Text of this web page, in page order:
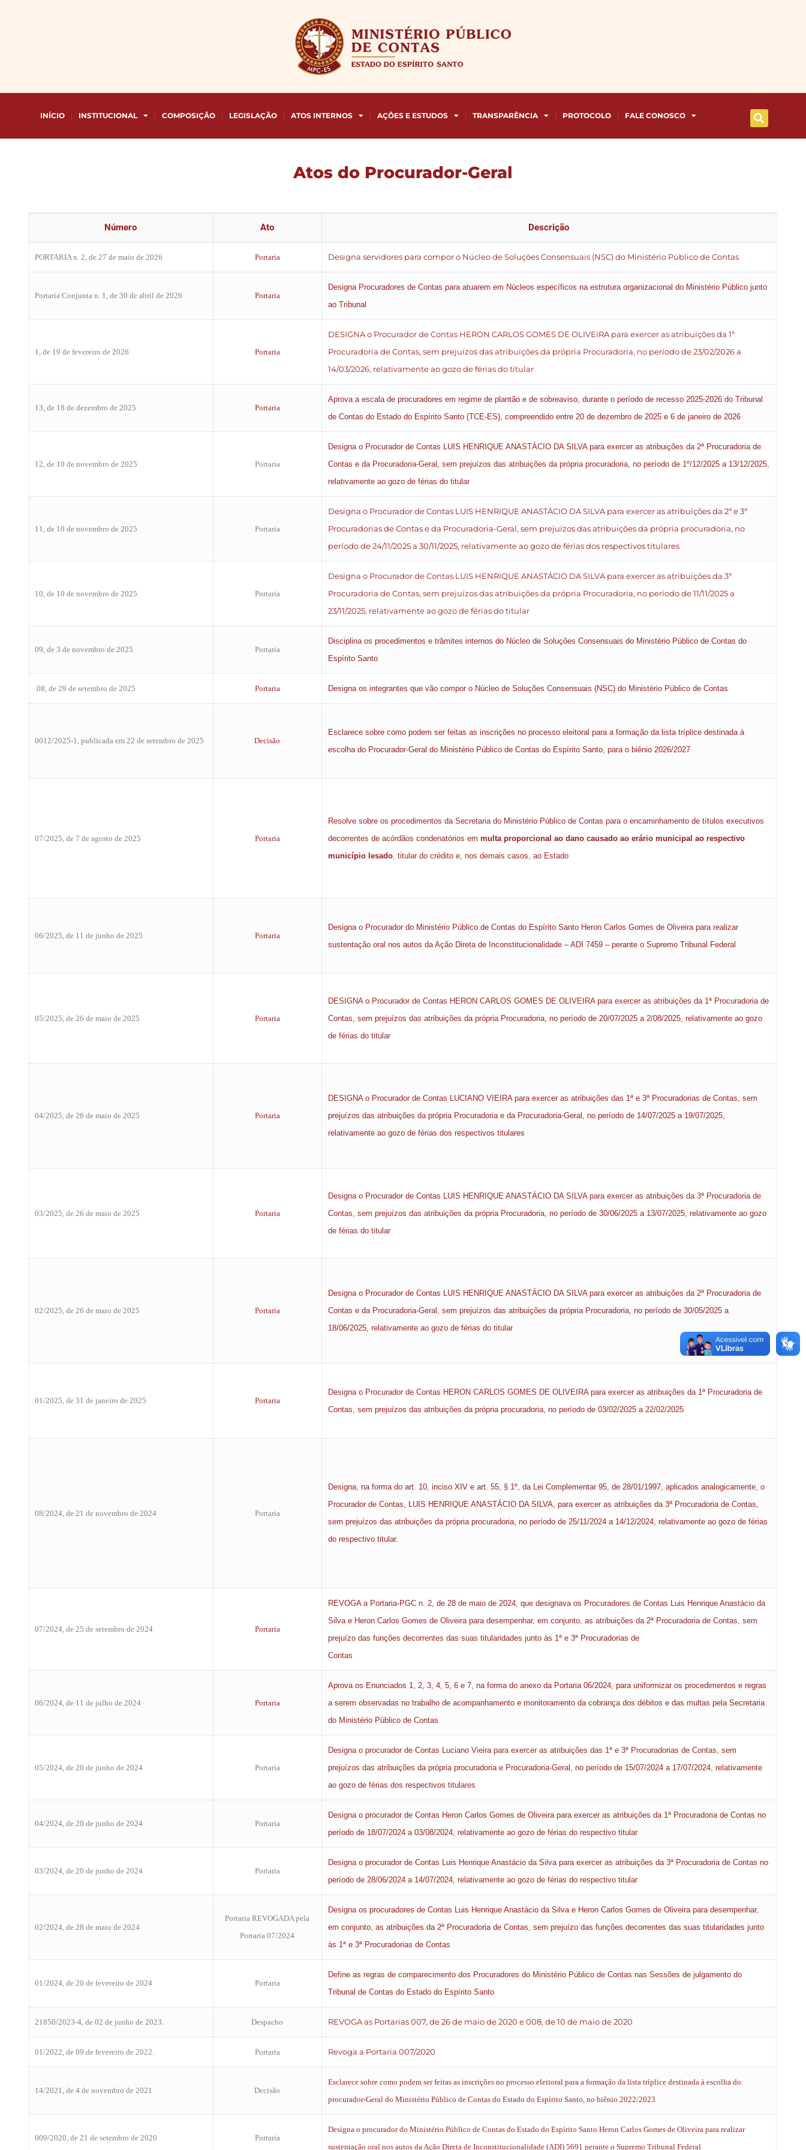
INÍCIO INSTITUCIONAL COMPOSIÇÃO LEGISLAÇÃO ATOS INTERNOS AÇÕES E ESTUDOS TRANSPARÊNCIA PROTOCOLO FALE CONOSCO
Atos do Procurador-Geral
Número Ato Descrição
PORTARIA n. 2, de 27 de maio de 2026 Portaria Designa servidores para compor o Núcleo de Soluções Consensuais (NSC) do Ministério Público de Contas
Portaria Conjunta n. 1, de 30 de abril de 2026 Portaria
Designa Procuradores de Contas para atuarem em Núcleos específicos na estrutura organizacional do Ministério Público junto
ao Tribunal
1, de 19 de fevereiro de 2026 Portaria
DESIGNA o Procurador de Contas HERON CARLOS GOMES DE OLIVEIRA para exercer as atribuições da 1ª
Procuradoria de Contas, sem prejuízos das atribuições da própria Procuradoria, no período de 23/02/2026 a
14/03/2026, relativamente ao gozo de férias do titular
13, de 18 de dezembro de 2025 Portaria
Aprova a escala de procuradores em regime de plantão e de sobreaviso, durante o período de recesso 2025-2026 do Tribunal
de Contas do Estado do Espírito Santo (TCE-ES), compreendido entre 20 de dezembro de 2025 e 6 de janeiro de 2026
12, de 10 de novembro de 2025 Portaria
Designa o Procurador de Contas LUIS HENRIQUE ANASTÁCIO DA SILVA para exercer as atribuições da 2ª Procuradoria de
Contas e da Procuradoria-Geral, sem prejuízos das atribuições da própria procuradoria, no período de 1º/12/2025 a 13/12/2025,
relativamente ao gozo de férias do titular
11, de 10 de novembro de 2025 Portaria
Designa o Procurador de Contas LUIS HENRIQUE ANASTÁCIO DA SILVA para exercer as atribuições da 2ª e 3ª
Procuradorias de Contas e da Procuradoria-Geral, sem prejuízos das atribuições da própria procuradoria, no
período de 24/11/2025 a 30/11/2025, relativamente ao gozo de férias dos respectivos titulares
10, de 10 de novembro de 2025 Portaria
Designa o Procurador de Contas LUIS HENRIQUE ANASTÁCIO DA SILVA para exercer as atribuições da 3ª
Procuradoria de Contas, sem prejuízos das atribuições da própria Procuradoria, no período de 11/11/2025 a
23/11/2025, relativamente ao gozo de férias do titular
09, de 3 de novembro de 2025 Portaria
Disciplina os procedimentos e trâmites internos do Núcleo de Soluções Consensuais do Ministério Público de Contas do
Espírito Santo
08, de 29 de setembro de 2025 Portaria Designa os integrantes que vão compor o Núcleo de Soluções Consensuais (NSC) do Ministério Público de Contas
0012/2025-1, publicada em 22 de setembro de 2025 Decisão
Esclarece sobre como podem ser feitas as inscrições no processo eleitoral para a formação da lista tríplice destinada à
escolha do Procurador-Geral do Ministério Público de Contas do Espírito Santo, para o biênio 2026/2027
07/2025, de 7 de agosto de 2025 Portaria
Resolve sobre os procedimentos da Secretaria do Ministério Público de Contas para o encaminhamento de títulos executivos
decorrentes de acórdãos condenatórios em multa proporcional ao dano causado ao erário municipal ao respectivo
município lesado, titular do crédito e, nos demais casos, ao Estado
06/2025, de 11 de junho de 2025 Portaria
Designa o Procurador do Ministério Público de Contas do Espírito Santo Heron Carlos Gomes de Oliveira para realizar
sustentação oral nos autos da Ação Direta de Inconstitucionalidade – ADI 7459 – perante o Supremo Tribunal Federal
05/2025, de 26 de maio de 2025 Portaria
DESIGNA o Procurador de Contas HERON CARLOS GOMES DE OLIVEIRA para exercer as atribuições da 1ª Procuradoria de
Contas, sem prejuízos das atribuições da própria Procuradoria, no período de 20/07/2025 a 2/08/2025, relativamente ao gozo
de férias do titular
04/2025, de 26 de maio de 2025 Portaria
DESIGNA o Procurador de Contas LUCIANO VIEIRA para exercer as atribuições das 1ª e 3ª Procuradorias de Contas, sem
prejuízos das atribuições da própria Procuradoria e da Procuradoria-Geral, no período de 14/07/2025 a 19/07/2025,
relativamente ao gozo de férias dos respectivos titulares
03/2025, de 26 de maio de 2025 Portaria
Designa o Procurador de Contas LUIS HENRIQUE ANASTÁCIO DA SILVA para exercer as atribuições da 3ª Procuradoria de
Contas, sem prejuízos das atribuições da própria Procuradoria, no período de 30/06/2025 a 13/07/2025, relativamente ao gozo
de férias do titular
02/2025, de 26 de maio de 2025 Portaria
Designa o Procurador de Contas LUIS HENRIQUE ANASTÁCIO DA SILVA para exercer as atribuições da 2ª Procuradoria de
Contas e da Procuradoria-Geral, sem prejuízos das atribuições da própria Procuradoria, no período de 30/05/2025 a
18/06/2025, relativamente ao gozo de férias do titular
01/2025, de 31 de janeiro de 2025 Portaria
Designa o Procurador de Contas HERON CARLOS GOMES DE OLIVEIRA para exercer as atribuições da 1ª Procuradoria de
Contas, sem prejuízos das atribuições da própria procuradoria, no período de 03/02/2025 a 22/02/2025
08/2024, de 21 de novembro de 2024 Portaria
Designa, na forma do art. 10, inciso XIV e art. 55, § 1º, da Lei Complementar 95, de 28/01/1997, aplicados analogicamente, o
Procurador de Contas, LUIS HENRIQUE ANASTÁCIO DA SILVA, para exercer as atribuições da 3ª Procuradoria de Contas,
sem prejuízos das atribuições da própria procuradoria, no período de 25/11/2024 a 14/12/2024, relativamente ao gozo de férias
do respectivo titular.
07/2024, de 25 de setembro de 2024 Portaria
REVOGA a Portaria-PGC n. 2, de 28 de maio de 2024, que designava os Procuradores de Contas Luis Henrique Anastácio da
Silva e Heron Carlos Gomes de Oliveira para desempenhar, em conjunto, as atribuições da 2ª Procuradoria de Contas, sem
prejuízo das funções decorrentes das suas titularidades junto às 1ª e 3ª Procuradorias de
Contas
06/2024, de 11 de julho de 2024 Portaria
Aprova os Enunciados 1, 2, 3, 4, 5, 6 e 7, na forma do anexo da Portaria 06/2024, para uniformizar os procedimentos e regras
a serem observadas no trabalho de acompanhamento e monitoramento da cobrança dos débitos e das multas pela Secretaria
do Ministério Público de Contas
05/2024, de 20 de junho de 2024 Portaria
Designa o procurador de Contas Luciano Vieira para exercer as atribuições das 1ª e 3ª Procuradorias de Contas, sem
prejuízos das atribuições da própria procuradoria e Procuradoria-Geral, no período de 15/07/2024 a 17/07/2024, relativamente
ao gozo de férias dos respectivos titulares
04/2024, de 20 de junho de 2024 Portaria
Designa o procurador de Contas Heron Carlos Gomes de Oliveira para exercer as atribuições da 1ª Procuradoria de Contas no
período de 18/07/2024 a 03/08/2024, relativamente ao gozo de férias do respectivo titular
03/2024, de 20 de junho de 2024 Portaria
Designa o procurador de Contas Luis Henrique Anastácio da Silva para exercer as atribuições da 3ª Procuradoria de Contas no
período de 28/06/2024 a 14/07/2024, relativamente ao gozo de férias do respectivo titular
02/2024, de 28 de maio de 2024
Portaria REVOGADA pela
Portaria 07/2024
Designa os procuradores de Contas Luis Henrique Anastácio da Silva e Heron Carlos Gomes de Oliveira para desempenhar,
em conjunto, as atribuições da 2ª Procuradoria de Contas, sem prejuízo das funções decorrentes das suas titularidades junto
às 1ª e 3ª Procuradorias de Contas
01/2024, de 20 de fevereiro de 2024 Portaria
Define as regras de comparecimento dos Procuradores do Ministério Público de Contas nas Sessões de julgamento do
Tribunal de Contas do Estado do Espírito Santo
21850/2023-4, de 02 de junho de 2023. Despacho REVOGA as Portarias 007, de 26 de maio de 2020 e 008, de 10 de maio de 2020
01/2022, de 09 de fevereiro de 2022. Portaria Revoga a Portaria 007/2020
14/2021, de 4 de novembro de 2021 Decisão
Esclarece sobre como podem ser feitas as inscrições no processo eleitoral para a formação da lista tríplice destinada à escolha do
procurador-Geral do Ministério Público de Contas do Estado do Espírito Santo, no biênio 2022/2023
009/2020, de 21 de setembro de 2020 Portaria
Designa o procurador do Ministério Público de Contas do Estado do Espírito Santo Heron Carlos Gomes de Oliveira para realizar
sustentação oral nos autos da Ação Direta de Inconstitucionalidade (ADI) 5691 perante o Supremo Tribunal Federal